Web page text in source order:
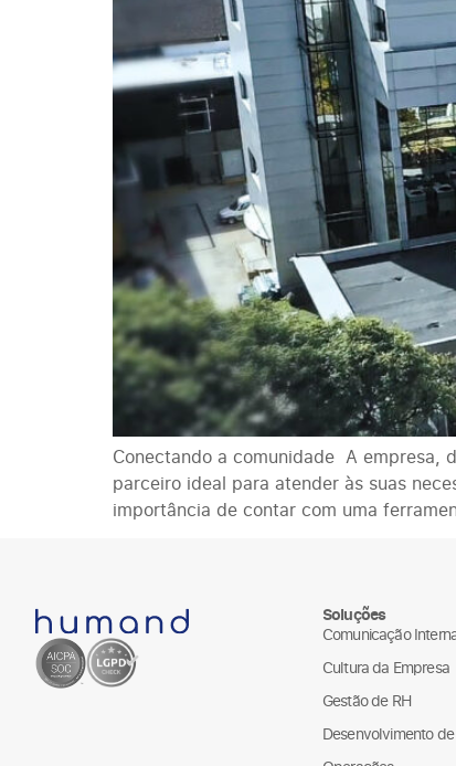
Conectando a comunidade A empresa,
parceiro ideal para atender às suas
importância de contar com uma
Soluções
Comunicação
Cultura da Empresa
Gestão de RH
Desenvolvimento